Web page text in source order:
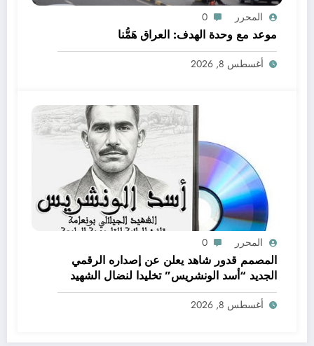
المحرر 0
موعد مع وحدة الهدف: العراق هَمُّنا
أغسطس 8, 2026
المحرر 0
المصمم قدور شاهد يعلن عن إصداره الرقمي
الجديد “أسد الونشريس” تخليدا لنضال الشهيد
الجيلالي بونعامة
أغسطس 8, 2026